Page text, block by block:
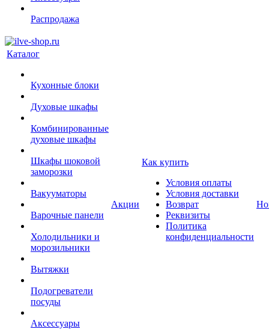
Распродажа
Каталог
Кухонные блоки
Духовые шкафы
Комбинированные
духовые шкафы
Шкафы шоковой
заморозки
Вакууматоры
Варочные панели
Холодильники и
морозильники
Вытяжки
Подогреватели
посуды
Аксессуары
Акции
Как купить
Условия оплаты
Условия доставки
Возврат
Реквизиты
Политика
конфиденциальности